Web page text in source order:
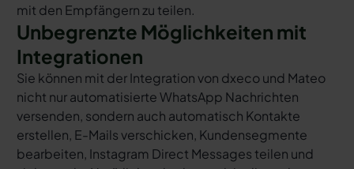
mit den Empfängern zu teilen.
Unbegrenzte Möglichkeiten mit
Integrationen
Sie können mit der Integration von dxeco und Mateo
nicht nur automatisierte WhatsApp Nachrichten
versenden, sondern auch automatisch Kontakte
erstellen, E-Mails verschicken, Kundensegmente
bearbeiten, Instagram Direct Messages teilen und